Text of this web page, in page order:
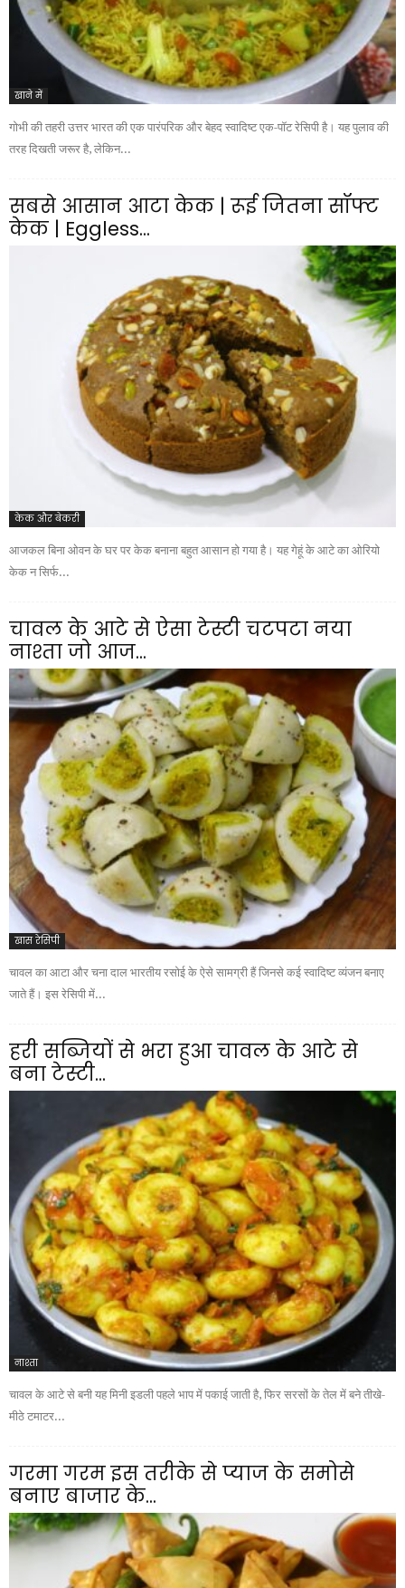
खाने में
गोभी की तहरी उत्तर भारत की एक पारंपरिक और बेहद स्वादिष्ट एक-पॉट रेसिपी है। यह पुलाव की
तरह दिखती जरूर है, लेकिन...
सबसे आसान आटा केक | रूई जितना सॉफ्ट
केक | Eggless...
केक और बेकरी
आजकल बिना ओवन के घर पर केक बनाना बहुत आसान हो गया है। यह गेहूं के आटे का ओरियो
केक न सिर्फ...
चावल के आटे से ऐसा टेस्टी चटपटा नया
नाश्ता जो आज...
खास रेसिपी
चावल का आटा और चना दाल भारतीय रसोई के ऐसे सामग्री हैं जिनसे कई स्वादिष्ट व्यंजन बनाए
जाते हैं। इस रेसिपी में...
हरी सब्जियों से भरा हुआ चावल के आटे से
बना टेस्टी...
नाश्ता
चावल के आटे से बनी यह मिनी इडली पहले भाप में पकाई जाती है, फिर सरसों के तेल में बने तीखे-
मीठे टमाटर...
गरमा गरम इस तरीके से प्याज के समोसे
बनाए बाजार के...